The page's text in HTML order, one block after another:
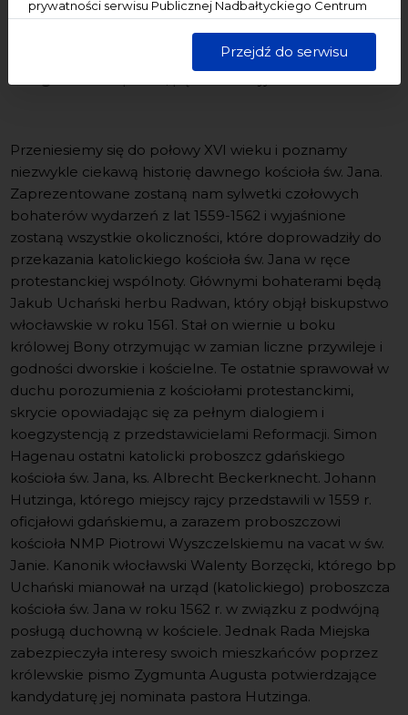
prywatności serwisu Publicznej Nadbałtyckiego Centrum
dane są przetwarzane w sposób bezpieczny, z należytą
starannością i zgodnie z obowiązującymi przepisami.
Przejdź do serwisu
Miejsce wydarzenia:NCK - Centrum św. Jana
Przeniesiemy się do połowy XVI wieku i poznamy
niezwykle ciekawą historię dawnego kościoła św. Jana.
Zaprezentowane zostaną nam sylwetki czołowych
bohaterów wydarzeń z lat 1559-1562 i wyjaśnione
zostaną wszystkie okoliczności, które doprowadziły do
przekazania katolickiego kościoła św. Jana w ręce
protestanckiej wspólnoty. Głównymi bohaterami będą
Jakub Uchański herbu Radwan, który objął biskupstwo
włocławskie w roku 1561. Stał on wiernie u boku
królowej Bony otrzymując w zamian liczne przywileje i
godności dworskie i kościelne. Te ostatnie sprawował w
duchu porozumienia z kościołami protestanckimi,
skrycie opowiadając się za pełnym dialogiem i
koegzystencją z przedstawicielami Reformacji. Simon
Hagenau ostatni katolicki proboszcz gdańskiego
kościoła św. Jana, ks. Albrecht Beckerknecht. Johann
Hutzinga, którego miejscy rajcy przedstawili w 1559 r.
oficjałowi gdańskiemu, a zarazem proboszczowi
kościoła NMP Piotrowi Wyszczelskiemu na vacat w św.
Janie. Kanonik włocławski Walenty Borzęcki, którego bp
Uchański mianował na urząd (katolickiego) proboszcza
kościoła św. Jana w roku 1562 r. w związku z podwójną
posługą duchowną w kościele. Jednak Rada Miejska
zabezpieczyła interesy swoich mieszkańców poprzez
królewskie pismo Zygmunta Augusta potwierdzające
kandydaturę jej nominata pastora Hutzinga.